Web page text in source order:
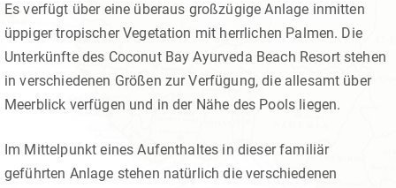
Es verfügt über eine überaus großzügige Anlage inmitten
üppiger tropischer Vegetation mit herrlichen Palmen. Die
Unterkünfte des Coconut Bay Ayurveda Beach Resort stehen
in verschiedenen Größen zur Verfügung, die allesamt über
Meerblick verfügen und in der Nähe des Pools liegen.
Im Mittelpunkt eines Aufenthaltes in dieser familiär
geführten Anlage stehen natürlich die verschiedenen